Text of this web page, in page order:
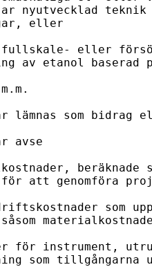
nyutvecklad
eller
eller
av etanol
lämnas som bidrag
avse
beräknade
för att genomföra
som
för instrument,
som